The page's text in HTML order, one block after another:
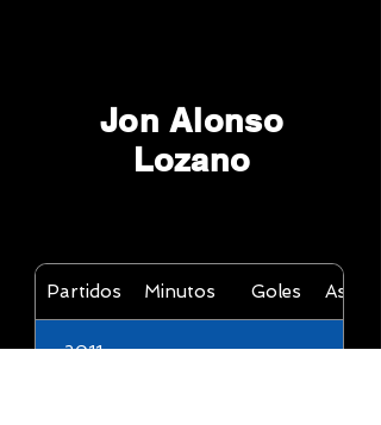
Jon Alonso
Lozano
Partidos Minutos Goles
2011